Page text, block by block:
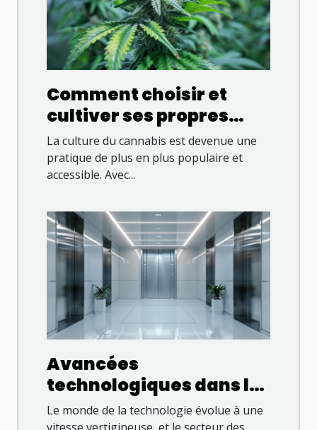
Comment choisir et
cultiver ses propres
variétés de cannabis en
2023
La culture du cannabis est devenue une
pratique de plus en plus populaire et
accessible. Avec...
Avancées
technologiques dans les
ascenseurs
Le monde de la technologie évolue à une